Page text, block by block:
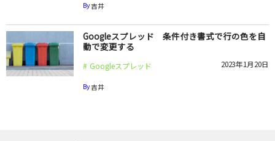
By吉井
Googleスプレッド 条件付き書式で行の色を自
動で変更する
Googleスプレッド 2023年1月20日
By吉井